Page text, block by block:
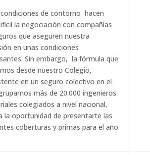
de contorno hacen
la negociación con compañías
que aseguren nuestra
en unas condiciones
Sin embargo, la fórmula que
desde nuestro Colegio,
en un seguro colectivo en el
más de 20.000 ingenieros
colegiados a nivel nacional,
la oportunidad de presentarte las
coberturas y primas para el año